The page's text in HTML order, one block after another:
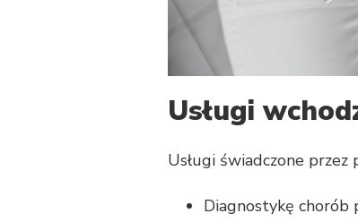
Usługi
Usługi świadczone
Diagnostykę chorób